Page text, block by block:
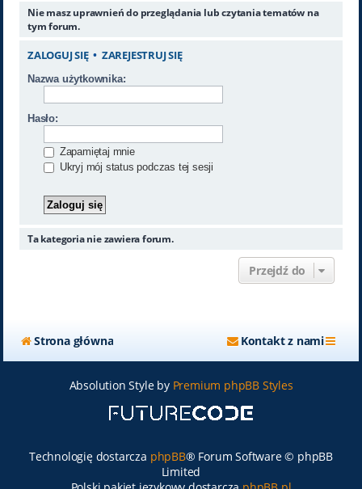
Nie masz uprawnień do przeglądania lub czytania tematów na
tym forum.
ZALOGUJ SIĘ• ZAREJESTRUJ SIĘ
Nazwa użytkownika:
Hasło:
Zapamiętaj mnie
Ukryj mój status podczas tej sesji
Ta kategoria nie zawiera forum.
Przejdź do
Strona główna Kontakt z nami
Absolution Style by Premium phpBB Styles
Technologię dostarcza phpBB® Forum Software © phpBB
Limited